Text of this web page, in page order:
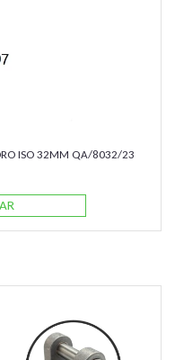
ISO 32MM QA/8032/23